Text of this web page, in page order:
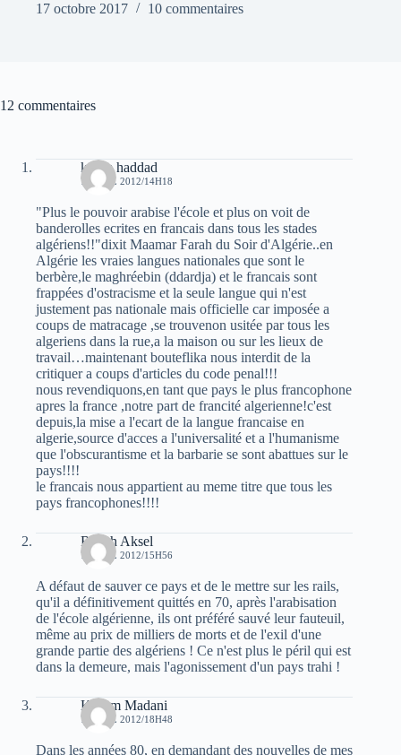
17 octobre 2017
10 commentaires
12 commentaires
karim haddad
7 AVRIL 2012/14H18
"Plus le pouvoir arabise l'école et plus on voit de
banderolles ecrites en francais dans tous les stades
algériens!!"dixit Maamar Farah du Soir d'Algérie..en
Algérie les vraies langues nationales que sont le
berbère,le maghréebin (ddardja) et le francais sont
frappées d'ostracisme et la seule langue qui n'est
justement pas nationale mais officielle car imposée a
coups de matracage ,se trouvenon usitée par tous les
algeriens dans la rue,a la maison ou sur les lieux de
travail…maintenant bouteflika nous interdit de la
critiquer a coups d'articles du code penal!!!
nous revendiquons,en tant que pays le plus francophone
apres la france ,notre part de francité algerienne!c'est
depuis,la mise a l'ecart de la langue francaise en
algerie,source d'acces a l'universalité et a l'humanisme
que l'obscurantisme et la barbarie se sont abattues sur le
pays!!!!
le francais nous appartient au meme titre que tous les
pays francophones!!!!
Raveh Aksel
7 AVRIL 2012/15H56
A défaut de sauver ce pays et de le mettre sur les rails,
qu'il a définitivement quittés en 70, après l'arabisation
de l'école algérienne, ils ont préféré sauvé leur fauteuil,
même au prix de milliers de morts et de l'exil d'une
grande partie des algériens ! Ce n'est plus le péril qui est
dans la demeure, mais l'agonissement d'un pays trahi !
Kacem Madani
7 AVRIL 2012/18H48
Dans les années 80, en demandant des nouvelles de mes